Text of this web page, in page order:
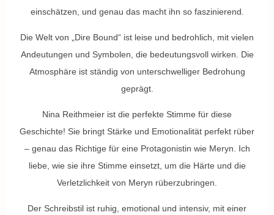
einschätzen, und genau das macht ihn so faszinierend.
Die Welt von „Dire Bound“ ist leise und bedrohlich, mit vielen
Andeutungen und Symbolen, die bedeutungsvoll wirken. Die
Atmosphäre ist ständig von unterschwelliger Bedrohung
geprägt.
Nina Reithmeier ist die perfekte Stimme für diese
Geschichte! Sie bringt Stärke und Emotionalität perfekt rüber
– genau das Richtige für eine Protagonistin wie Meryn. Ich
liebe, wie sie ihre Stimme einsetzt, um die Härte und die
Verletzlichkeit von Meryn rüberzubringen.
Der Schreibstil ist ruhig, emotional und intensiv, mit einer